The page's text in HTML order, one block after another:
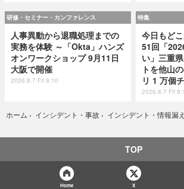
研修・セミナー・カンファレンス
人事異動から退職処理までの
実務を体験 ～「Okta」ハンズ
オンワークショップ 9月11日
大阪で開催
2026.8.7 Fri 8:10
特集
今日もど
51回「
い」三重
トを他山
リ 1 万個
2026.8.7 Fri
ホーム › インシデント・事故 › インシデント・情報漏
TOP
Home X